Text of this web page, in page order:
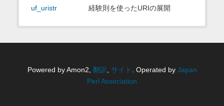
uf_uristr
経験則を使ったURIの展開
Powered by Amon2, 翻訳 サイト . Operated by Japan
Perl Association